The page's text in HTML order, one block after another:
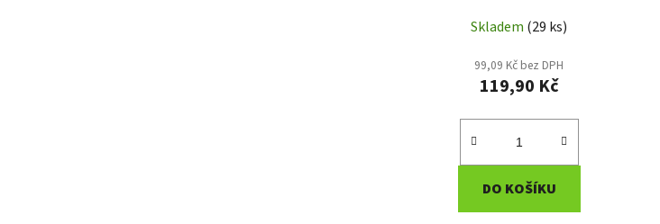
Skladem (29 ks)
99,09 Kč bez DPH
119,90 Kč
DO KOŠÍKU